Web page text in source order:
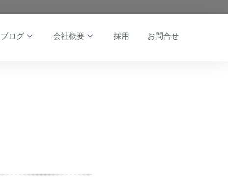
ブログ 会社概要 採用 お問合せ